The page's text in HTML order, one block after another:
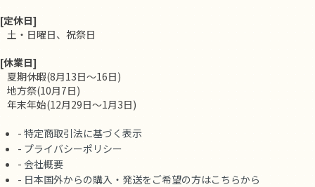
[定休日]
土・日曜日、祝祭日
[休業日]
夏期休暇(8月13日～16日)
地方祭(10月7日)
年末年始(12月29日～1月3日)
- 特定商取引法に基づく表示
- プライバシーポリシー
- 会社概要
- 日本国外からの購入・発送をご希望の方はこちらから